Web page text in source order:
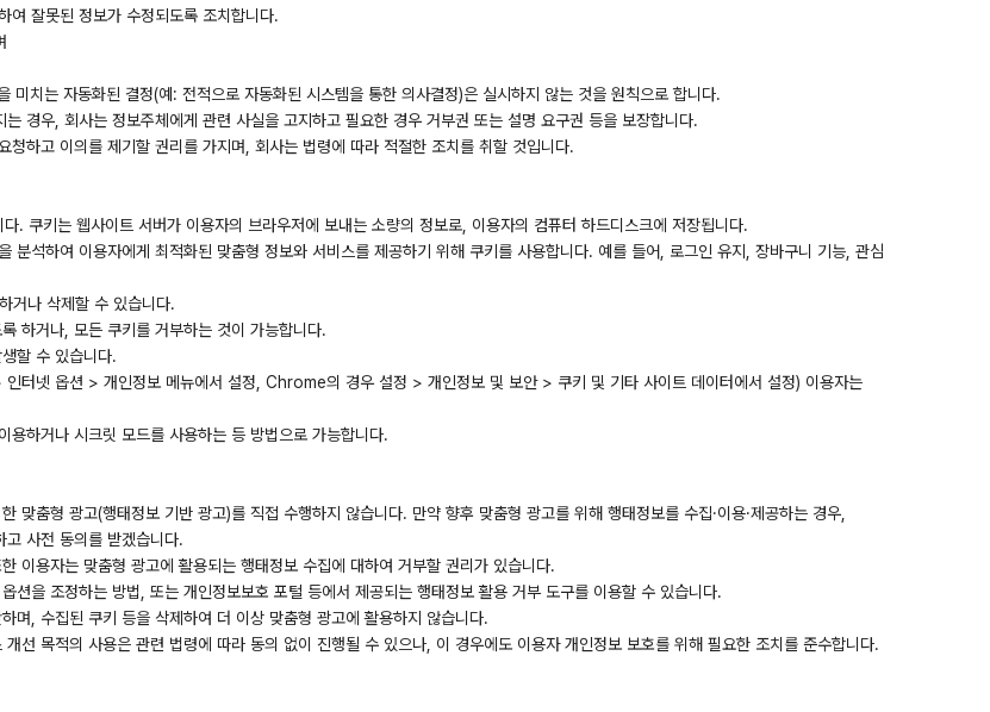
여 잘못된 정보가 수정되도록 조치합니다.
치는 자동화된 결정(예: 전적으로 자동화된 시스템을 통한 의사결정)은 실시하지 않는 것을 원칙으로 합니다.
경우, 회사는 정보주체에게 관련 사실을 고지하고 필요한 경우 거부권 또는 설명 요구권 등을 보장합니다.
하고 이의를 제기할 권리를 가지며, 회사는 법령에 따라 적절한 조치를 취할 것입니다.
쿠키는 웹사이트 서버가 이용자의 브라우저에 보내는 소량의 정보로, 이용자의 컴퓨터 하드디스크에 저장됩니다.
석하여 이용자에게 최적화된 맞춤형 정보와 서비스를 제공하기 위해 쿠키를 사용합니다. 예를 들어, 로그인 유지, 장바구니 기능, 관심
거나 삭제할 수 있습니다.
하거나, 모든 쿠키를 거부하는 것이 가능합니다.
할 수 있습니다.
넷 옵션 > 개인정보 메뉴에서 설정, Chrome의 경우 설정 > 개인정보 및 보안 > 쿠키 및 기타 사이트 데이터에서 설정) 이용자는
하거나 시크릿 모드를 사용하는 등 방법으로 가능합니다.
맞춤형 광고(행태정보 기반 광고)를 직접 수행하지 않습니다. 만약 향후 맞춤형 광고를 위해 행태정보를 수집·이용·제공하는 경우,
사전 동의를 받겠습니다.
이용자는 맞춤형 광고에 활용되는 행태정보 수집에 대하여 거부할 권리가 있습니다.
을 조정하는 방법, 또는 개인정보보호 포털 등에서 제공되는 행태정보 활용 거부 도구를 이용할 수 있습니다.
며, 수집된 쿠키 등을 삭제하여 더 이상 맞춤형 광고에 활용하지 않습니다.
선 목적의 사용은 관련 법령에 따라 동의 없이 진행될 수 있으나, 이 경우에도 이용자 개인정보 보호를 위해 필요한 조치를 준수합니다.